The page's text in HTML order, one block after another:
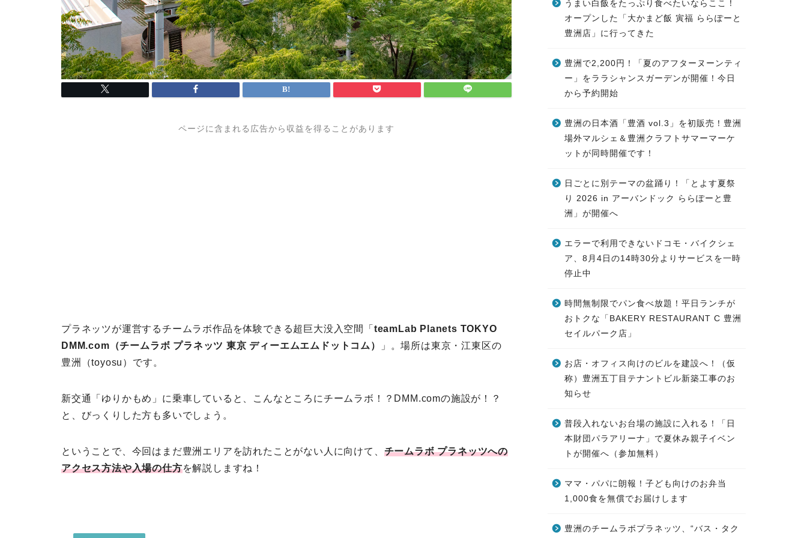
ページに含まれる広告から収益を得ることがあります
プラネッツが運営するチームラボ作品を体験できる超巨大没入空間「 teamLab Planets TOKYO
DMM.com（チームラボ プラネッツ 東京 ディーエムエムドットコム）
」。場所は東京・江東区の
豊洲（toyosu）です。
新交通「ゆりかもめ」に乗車していると、こんなところにチームラボ！？DMM.comの施設が！？
と、びっくりした方も多いでしょう。
ということで、今回はまだ豊洲エリアを訪れたことがない人に向けて、 チームラボ プラネッツへの
アクセス方法や入場の仕方を解説しますね！
うまい白飯をたっぷり食べたいならここ！
オープンした「大かまど飯 寅福 ららぽーと
豊洲店」に行ってきた
豊洲で2,200円！「夏のアフターヌーンティ
ー」をララシャンスガーデンが開催！今日
から予約開始
豊洲の日本酒「豊酒 vol.3」を初販売！豊洲
場外マルシェ＆豊洲クラフトサマーマーケ
ットが同時開催です！
日ごとに別テーマの盆踊り！「とよす夏祭
り 2026 in アーバンドック ららぽーと豊
洲」が開催へ
エラーで利用できないドコモ・バイクシェ
ア、8月4日の14時30分よりサービスを一時
停止中
時間無制限でパン食べ放題！平日ランチが
おトクな「BAKERY RESTAURANT C 豊洲
セイルパーク店」
お店・オフィス向けのビルを建設へ！（仮
称）豊洲五丁目テナントビル新築工事のお
知らせ
普段入れないお台場の施設に入れる！「日
本財団パラアリーナ」で夏休み親子イベン
トが開催へ（参加無料）
ママ・パパに朗報！子ども向けのお弁当
1,000食を無償でお届けします
豊洲のチームラボプラネッツ、“バス・タク